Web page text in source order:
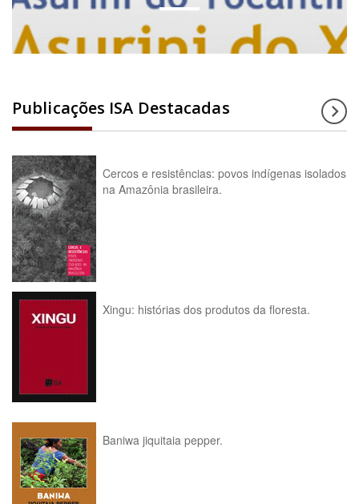
Publicações ISA Destacadas
Cercos e resistências: povos indígenas isolados
na Amazônia brasileira.
Xingu: histórias dos produtos da floresta.
Baniwa jiquitaia pepper.